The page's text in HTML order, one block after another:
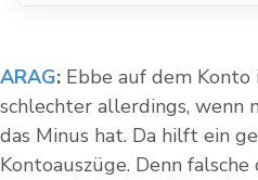
ARAG: Ebbe auf dem
schlechter allerdings, wenn
das Minus hat. Da hilft ein
Kontoauszüge. Denn